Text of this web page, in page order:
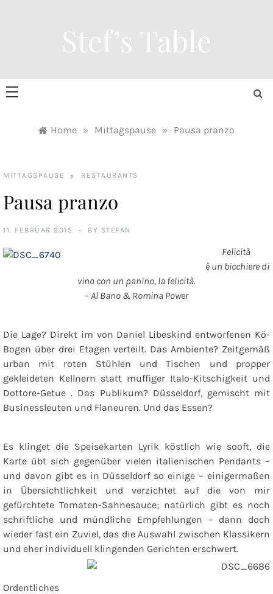
Stef’s Table
Home » Mittagspause » Pausa pranzo
MITTAGSPAUSE RESTAURANTS
Pausa pranzo
11. FEBRUAR 2015 BY STEFAN
Felicità
è un bicchiere di
vino con un panino, la felicità.
– Al Bano & Romina Power
Die Lage? Direkt im von Daniel Libeskind entworfenen Kö-
Bogen über drei Etagen verteilt. Das Ambiente? Zeitgemäß
urban mit roten Stühlen und Tischen und propper
gekleideten Kellnern statt muffiger Italo-Kitschigkeit und
Dottore-Getue . Das Publikum? Düsseldorf, gemischt mit
Businessleuten und Flaneuren. Und das Essen?
Es klinget die Speisekarten Lyrik köstlich wie sooft, die
Karte übt sich gegenüber vielen italienischen Pendants –
und davon gibt es in Düsseldorf so einige – einigermaßen
in Übersichtlichkeit und verzichtet auf die von mir
gefürchtete Tomaten-Sahnesauce; natürlich gibt es noch
schriftliche und mündliche Empfehlungen – dann doch
wieder fast ein Zuviel, das die Auswahl zwischen Klassikern
und eher individuell klingenden Gerichten erschwert.
Ordentliches